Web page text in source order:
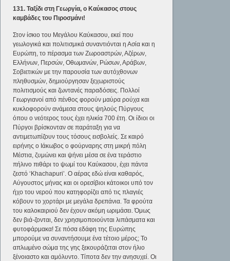
131. Ταξίδι στη Γεωργία, ο Καύκασος στους
καμβάδες του Πιροσμάνι!
Στον ίσκιο του Μεγάλου Καύκασου, εκεί που
γεωλογικά και πολιτισμικά συναντιόνται η Ασία και η
Ευρώπη, το πέρασμα των Ζωροαστρών, Αζέρων,
Ελλήνων, Περσών, Οθωμανών, Ρώσων, Αράβων,
Σοβιετικών με την παρουσία των αυτόχθονων
πληθυσμών, δημιούργησαν ξεχωριστούς
πολιτισμούς και ζωντανές παραδόσεις. Πολλοί
Γεωργιανοί από πένθος φορούν μαύρα ρούχα και
κυκλοφορούν ανάμεσα στους ψηλούς Πύργους
όπου ο νεότερος τους έχει ηλικία 700 έτη. Οι ίδιοι οι
Πύργοι βρίσκονταν σε παράταξη για να
αντιμετωπίζουν τους τόσους εισβολείς. Σε καιρό
ειρήνης ο Ιάκωβος ο φούρναρης στη μικρή πόλη
Μέστια, ζυμώνει και ψήνει μέσα σε ένα τεράστιο
πήλινο πιθάρι το ψωμί του Καύκασου, έχει πάντα
ζεστό ‘Khachapuri’. Ο αέρας εδώ είναι καθαρός,
Αύγουστος μήνας και οι ορεσίβιοι κάτοικοι υπό τον
ήχο του νερού που κατηφορίζει από τις πλαγιές
κόβουν το χορτάρι με μεγάλα δρεπάνια. Τα φρούτα
του καλοκαιριού δεν έχουν ακόμη ωριμάσει. Όμως
δεν βιά-ζονται, δεν χρησιμοποιούνται λιπάσματα και
φυτοφάρμακα! Σε πόσα εδάφη της Ευρώπης
μπορούμε να συναντήσουμε ένα τέτοιο μέρος; Το
απλωμένο σώμα της γης ξεκουράζεται στον ήλιο
ξένοιαστο και αμόλυντο. Τίποτα δεν την ανησυχεί. Οι